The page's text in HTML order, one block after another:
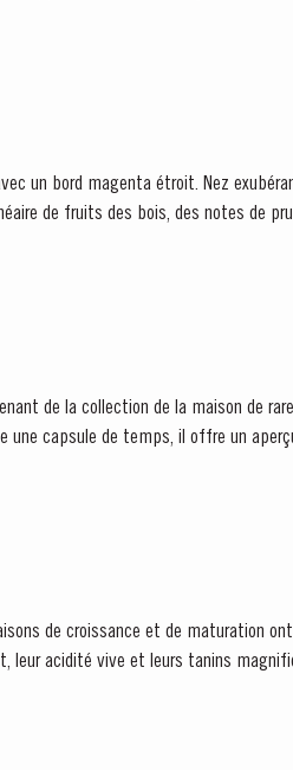
de fruits des bois, des notes de
de la collection de la maison de
de croissance et de maturation
leur acidité vive et leurs tanins